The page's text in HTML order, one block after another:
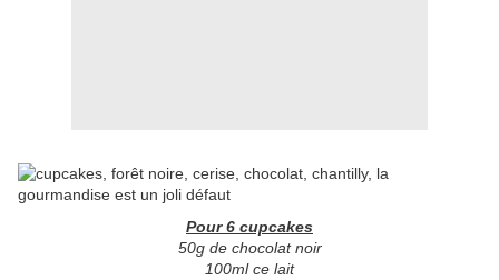
Pour 6 cupcakes
50g de chocolat noir
100ml ce lait